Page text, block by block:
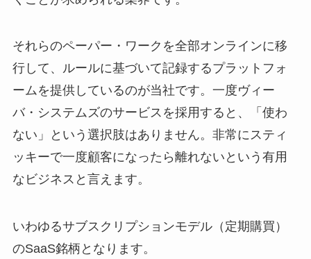
それらのペーパー・ワークを全部オンラインに移
行して、ルールに基づいて記録するプラットフォ
ームを提供しているのが当社です。一度ヴィー
バ・システムズのサービスを採用すると、「使わ
ない」という選択肢はありません。非常にスティ
ッキーで一度顧客になったら離れないという有用
なビジネスと言えます。
いわゆるサブスクリプションモデル（定期購買）
のSaaS銘柄となります。